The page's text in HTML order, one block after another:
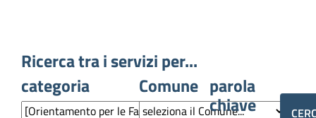
Ricerca tra i servizi per...
categoria
Comune parola
chiave